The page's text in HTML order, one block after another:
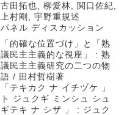
古田拓也, 柳愛林, 関口佐紀,
上村剛, 宇野重規述
パネル ディスカッション
「的確な位置づけ」と「熟
議民主主義的な視座」 : 熟
議民主主義研究の二つの物
語 / 田村哲樹著
「テキカク ナ イチヅケ 」
ト ジュクギ ミンシュ シュ
ギテキ ナ シザ 」 : ジュク